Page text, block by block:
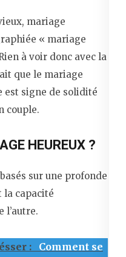
mariage
« mariage
à voir donc avec la
que le mariage
est signe de solidité
couple.
HEUREUX ?
sur une profonde
la capacité
l’autre.
:
Comment se